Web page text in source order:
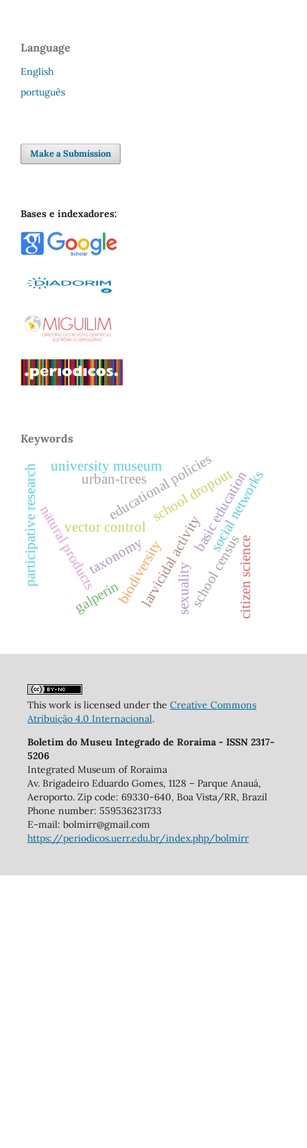
Language
English
português
Make a Submission
Bases e indexadores:
Keywords
vector control
natural products larvicidal activityschool census
school dropout
basic education
educational policiessocial networks
university museum
citizen science
participative research biodiversity
taxonomy
sexuality
urban-trees
galperin
This work is licensed under the Creative Commons
Atribuição 4.0 Internacional.
Boletim do Museu Integrado de Roraima - ISSN 2317-
5206
Integrated Museum of Roraima
Av. Brigadeiro Eduardo Gomes, 1128 – Parque Anauá,
Aeroporto. Zip code: 69330-640, Boa Vista/RR, Brazil
Phone number: 559536231733
E-mail: bolmirr@gmail.com
https://periodicos.uerr.edu.br/index.php/bolmirr